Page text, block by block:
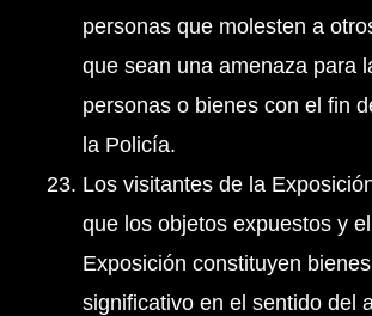
personas que molesten a
que sean una amenaza para
personas o bienes con el fin
la Policía.
Los visitantes de la
que los objetos expuestos y
Exposición constituyen
significativo en el sentido del